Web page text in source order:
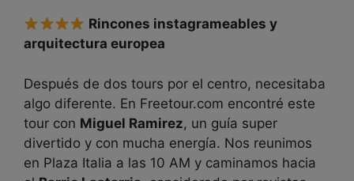
Rincones instagrameables y
arquitectura europea
Después de dos tours por el centro, necesitaba
algo diferente. En Freetour.com encontré este
tour con Miguel Ramirez, un guía super
divertido y con mucha energía. Nos reunimos
en Plaza Italia a las 10 AM y caminamos hacia